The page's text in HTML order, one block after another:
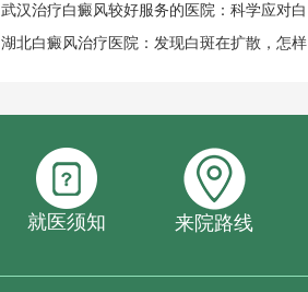
武汉治疗白癜风较好服务的医院：科学应对白
湖北白癜风治疗医院：发现白斑在扩散，怎样
就医须知 来院路线